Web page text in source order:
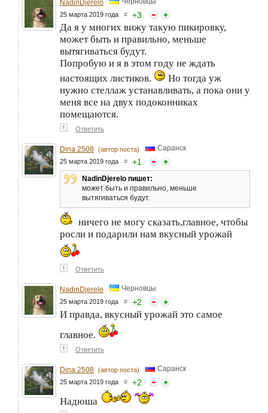
NadinDjerelo
25 марта 2019 года # +3
Да я у многих вижу такую пикировку,
может быть и правильно, меньше
вытягиваться будут.
Попробую и я в этом году не ждать
настоящих листиков.
Но тогда уж
нужно стеллаж устанавливать, а пока они у
меня все на двух подоконниках
помещаются.
↑ Ответить
Dina 2508 (автор поста) Саранск
25 марта 2019 года # +1
NadinDjerelo пишет:
может быть и правильно, меньше
вытягиваться будут.
ничего не могу сказать,главное, чтобы
росли и подарили нам вкусный урожай
↑ Ответить
NadinDjerelo Черновцы
25 марта 2019 года # +2
И правда, вкусный урожай это самое
главное.
↑ Ответить
Dina 2508 (автор поста) Саранск
25 марта 2019 года # +2
Надюша